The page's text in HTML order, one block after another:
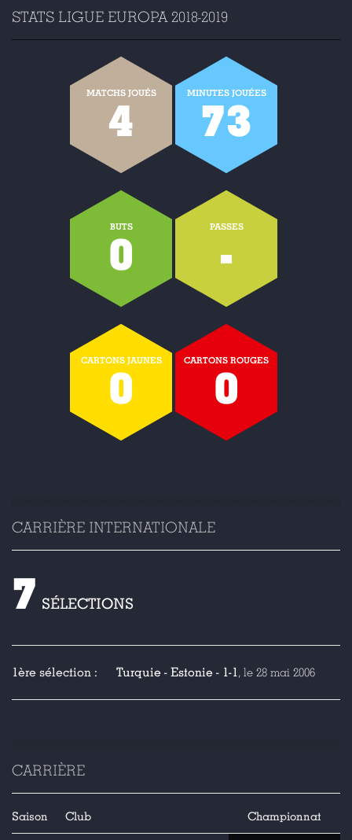
STATS LIGUE EUROPA 2018-2019
MATCHS JOUÉS
4
MINUTES JOUÉES
73
BUTS
0
PASSES
-
CARTONS JAUNES
0
CARTONS ROUGES
0
CARRIÈRE INTERNATIONALE
7 SÉLECTIONS
1ère sélection : Turquie - Estonie - 1-1, le 28 mai 2006
CARRIÈRE
Saison Club Championnat